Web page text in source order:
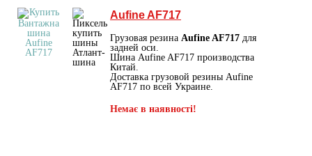
Aufine AF717
Грузовая резина Aufine AF717 для
задней оси.
Шина Aufine AF717 производства
Китай.
Доставка грузовой резины Aufine
AF717 по всей Украине.
Немає в наявності!